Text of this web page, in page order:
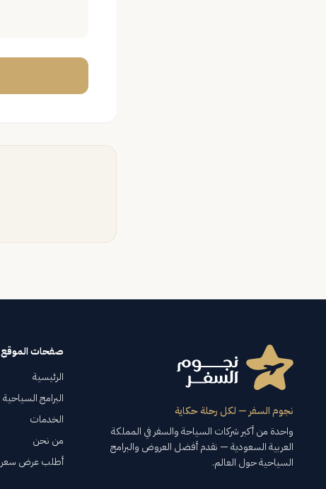
نجوم السفر — لكل رحلة حكاية
واحدة من أكبر شركات السياحة والسفر في المملكة
العربية السعودية — نقدم أفضل العروض والبرامج
السياحية حول العالم.
صفحات الموقع
الرئيسية
البرامج السياحية
الخدمات
من نحن
أطلب عرض سعر